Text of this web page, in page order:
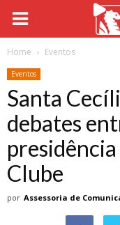
Home Eventos
Eventos
Santa
debates
Clube
por Assessoria de